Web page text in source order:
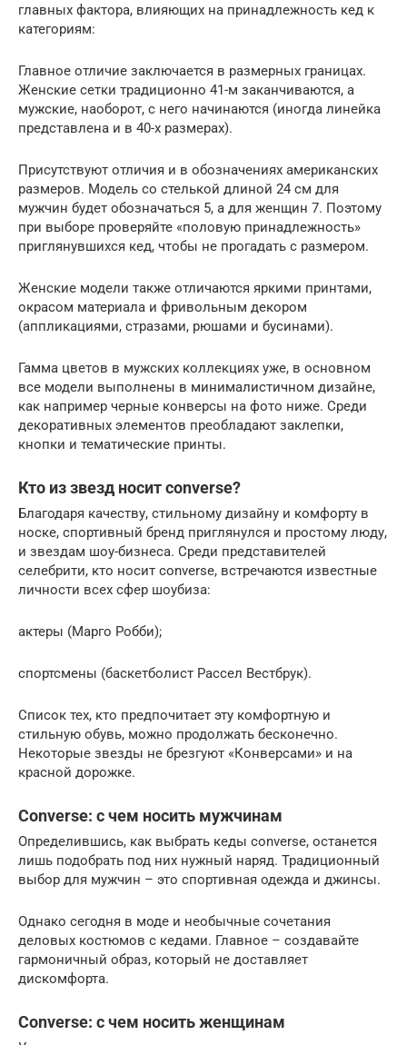
главных фактора, влияющих на принадлежность кед к
категориям:
Главное отличие заключается в размерных границах.
Женские сетки традиционно 41-м заканчиваются, а
мужские, наоборот, с него начинаются (иногда линейка
представлена и в 40-х размерах).
Присутствуют отличия и в обозначениях американских
размеров. Модель со стелькой длиной 24 см для
мужчин будет обозначаться 5, а для женщин 7. Поэтому
при выборе проверяйте «половую принадлежность»
приглянувшихся кед, чтобы не прогадать с размером.
Женские модели также отличаются яркими принтами,
окрасом материала и фривольным декором
(аппликациями, стразами, рюшами и бусинами).
Гамма цветов в мужских коллекциях уже, в основном
все модели выполнены в минималистичном дизайне,
как например черные конверсы на фото ниже. Среди
декоративных элементов преобладают заклепки,
кнопки и тематические принты.
Кто из звезд носит converse?
Благодаря качеству, стильному дизайну и комфорту в
носке, спортивный бренд приглянулся и простому люду,
и звездам шоу-бизнеса. Среди представителей
селебрити, кто носит converse, встречаются известные
личности всех сфер шоубиза:
актеры (Марго Робби);
спортсмены (баскетболист Рассел Вестбрук).
Список тех, кто предпочитает эту комфортную и
стильную обувь, можно продолжать бесконечно.
Некоторые звезды не брезгуют «Конверсами» и на
красной дорожке.
Converse: с чем носить мужчинам
Определившись, как выбрать кеды converse, останется
лишь подобрать под них нужный наряд. Традиционный
выбор для мужчин – это спортивная одежда и джинсы.
Однако сегодня в моде и необычные сочетания
деловых костюмов с кедами. Главное – создавайте
гармоничный образ, который не доставляет
дискомфорта.
Converse: с чем носить женщинам